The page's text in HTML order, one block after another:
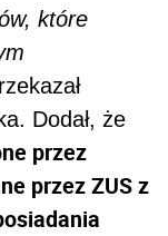
które
Dodał, że
przez
przez ZUS z